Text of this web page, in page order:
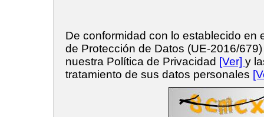
De conformidad con lo establecido en
de Protección de Datos (UE-2016/
nuestra Política de Privacidad [Ver] y
tratamiento de sus datos personales